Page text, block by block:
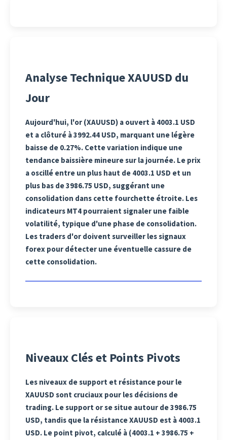
Analyse Technique XAUUSD du
Jour
Aujourd'hui, l'or (XAUUSD) a ouvert à 4003.1 USD
et a clôturé à 3992.44 USD, marquant une légère
baisse de 0.27%. Cette variation indique une
tendance baissière mineure sur la journée. Le prix
a oscillé entre un plus haut de 4003.1 USD et un
plus bas de 3986.75 USD, suggérant une
consolidation dans cette fourchette étroite. Les
indicateurs MT4 pourraient signaler une faible
volatilité, typique d'une phase de consolidation.
Les traders d'or doivent surveiller les signaux
forex pour détecter une éventuelle cassure de
cette consolidation.
Niveaux Clés et Points Pivots
Les niveaux de support et résistance pour le
XAUUSD sont cruciaux pour les décisions de
trading. Le support or se situe autour de 3986.75
USD, tandis que la résistance XAUUSD est à 4003.1
USD. Le point pivot, calculé à (4003.1 + 3986.75 +